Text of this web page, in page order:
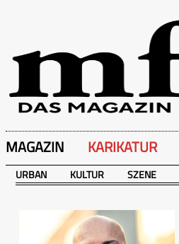
MAGAZIN KARIKATUR
URBAN KULTUR SZENE